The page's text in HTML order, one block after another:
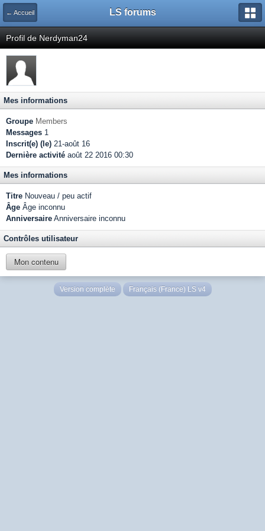
← Accueil LS forums
Profil de Nerdyman24
Mes informations
Groupe Members
Messages 1
Inscrit(e) (le) 21-août 16
Dernière activité août 22 2016 00:30
Mes informations
Titre Nouveau / peu actif
Âge Âge inconnu
Anniversaire Anniversaire inconnu
Contrôles utilisateur
Mon contenu
Version complète Français (France) LS v4